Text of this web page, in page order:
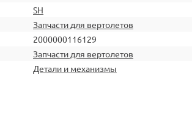
SH
Запчасти для вертолетов
2000000116129
Запчасти для вертолетов
Детали и механизмы